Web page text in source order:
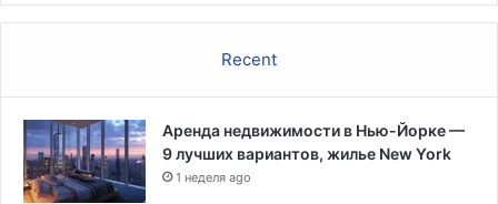
Recent
Аренда недвижимости в Нью-Йорке —
9 лучших вариантов, жилье New York
1 неделя ago